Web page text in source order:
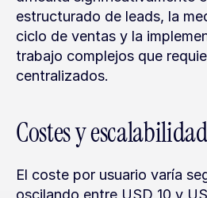
estructurado de leads, la
ciclo de ventas y la
trabajo complejos que
centralizados.
Costes y
El coste por usuario varía
oscilando entre USD 10 y